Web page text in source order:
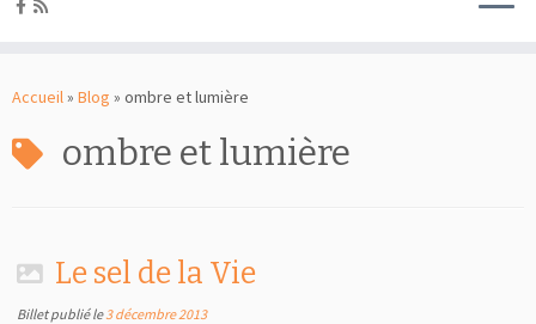
auAccueil» Blog » ombre et lumière
ombre et lumière
Le sel de la Vie
Billet publié le3 décembre 2013